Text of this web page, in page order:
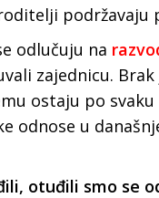
podržavaju
odlučuju na
zajednicu.
ostaju po svaku
odnose u
otuđili smo se